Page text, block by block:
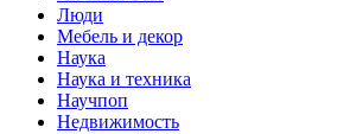
Люди
Мебель и декор
Наука
Наука и техника
Научпоп
Недвижимость